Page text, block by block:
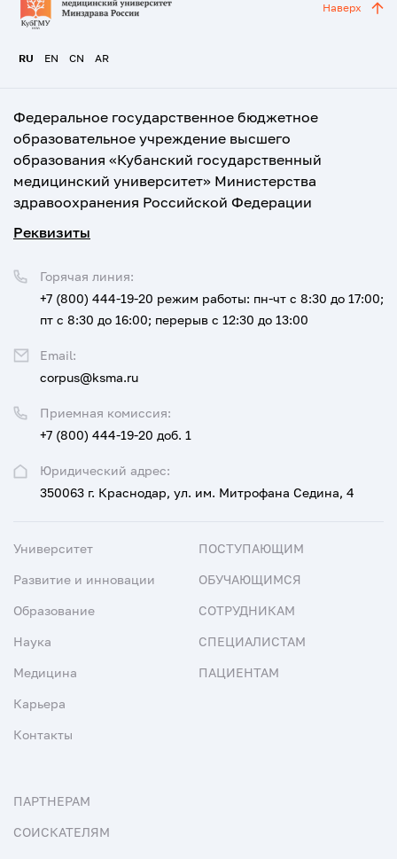
RU EN CN AR
Наверх
Федеральное государственное бюджетное
образовательное учреждение высшего
образования «Кубанский государственный
медицинский университет» Министерства
здравоохранения Российской Федерации
Реквизиты
Юридический адрес:
350063 г. Краснодар, ул. им. Митрофана Седина, 4
Приемная комиссия:
+7 (800) 444-19-20 доб. 1
Горячая линия:
+7 (800) 444-19-20 режим работы: пн-чт с 8:30 до 17:00;
пт с 8:30 до 16:00; перерыв с 12:30 до 13:00
Email:
corpus@ksma.ru
Университет
Развитие и инновации
Образование
Наука
Медицина
Карьера
Контакты
ПОСТУПАЮЩИМ
ОБУЧАЮЩИМСЯ
СОТРУДНИКАМ
СПЕЦИАЛИСТАМ
ПАЦИЕНТАМ
ПАРТНЕРАМ
СОИСКАТЕЛЯМ